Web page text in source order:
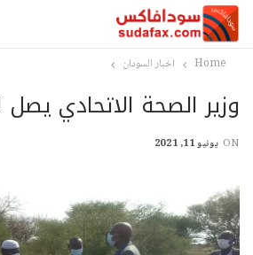
Home اخبار السودان
وزير الصحة الاتحادي يصل
ON يونيو 11, 2021